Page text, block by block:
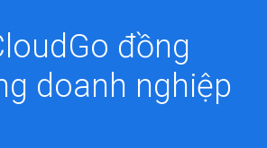
đồng
doanh nghiệp